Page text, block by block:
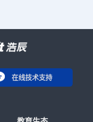
在线技术支持